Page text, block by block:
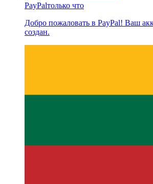
PayPalтолько что
Добро пожаловать в PayPal! Ваш
создан.